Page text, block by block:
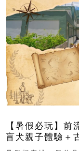
【暑假必玩】
盲犬親子體驗
組免費名額